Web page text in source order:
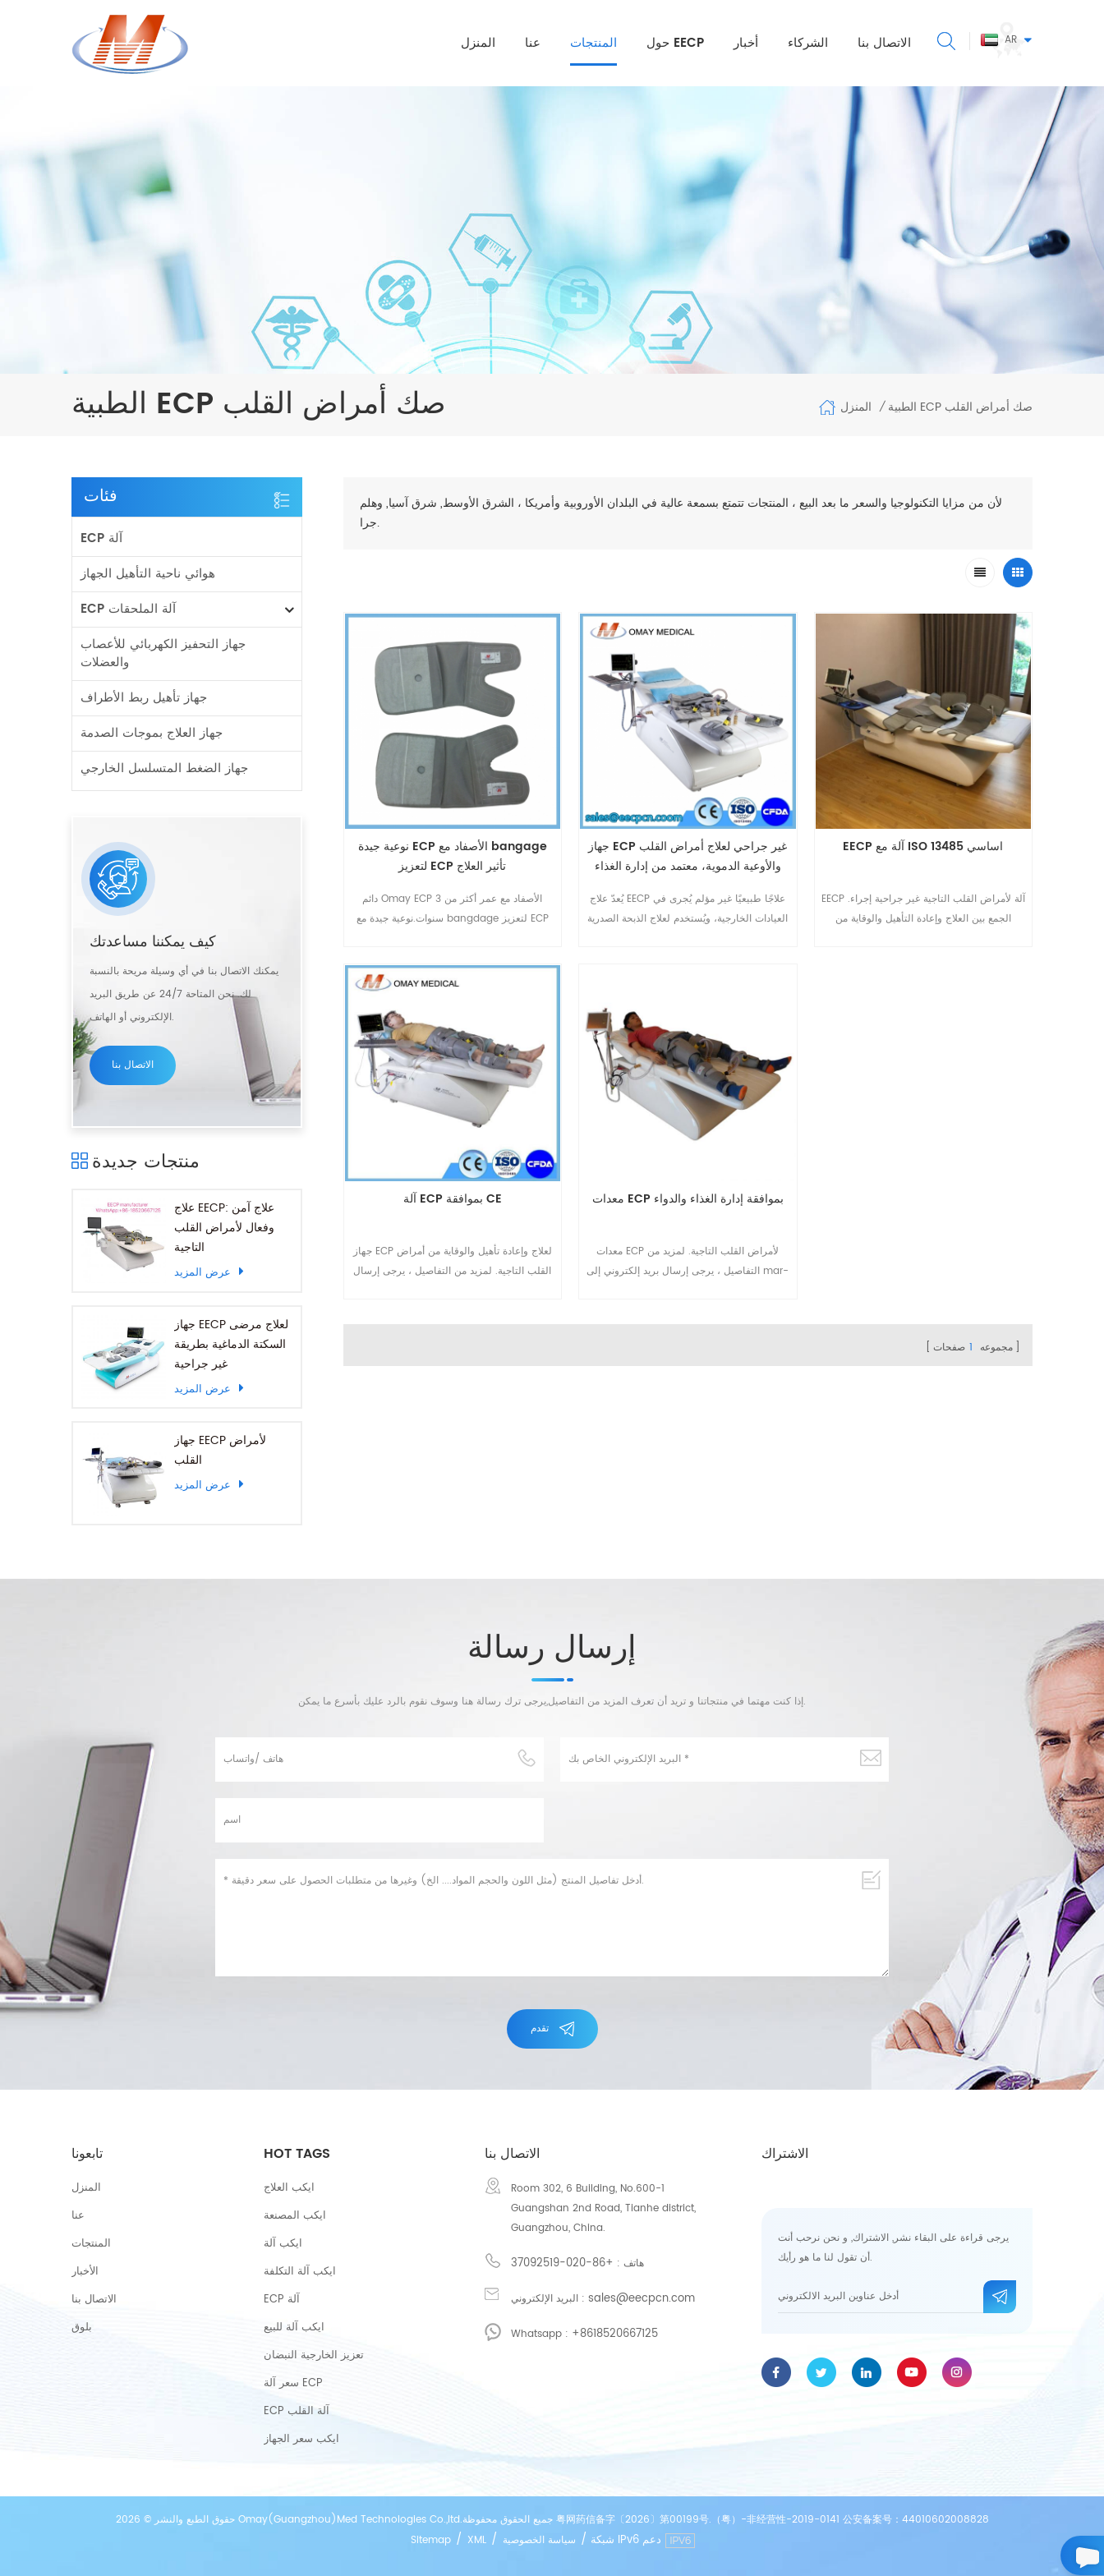
AR المنزل عنا المنتجات حول EECP أخبار الشركاء الاتصال بنا
الطبية ECP صك أمراض القلب المنزل / الطبية ECP صك أمراض القلب
فئات
ECP آلة
هوائي ناحية التأهيل الجهاز
ECP آلة الملحقات
جهاز التحفيز الكهربائي للأعصاب
والعضلات
جهاز تأهيل ربط الأطراف
جهاز العلاج بموجات الصدمة
جهاز الضغط المتسلسل الخارجي
كيف يمكننا مساعدتك
يمكنك الاتصال بنا في أي وسيلة مريحة بالنسبة
لك. نحن المتاحة 24/7 عن طريق البريد
الإلكتروني أو الهاتف.
الاتصال بنا
منتجات جديدة
علاج EECP: علاج آمن
وفعال لأمراض القلب
التاجية
عرض المزيد
جهاز EECP لعلاج مرضى
السكتة الدماغية بطريقة
غير جراحية
عرض المزيد
جهاز EECP لأمراض
القلب
عرض المزيد
لأن من مزايا التكنولوجيا والسعر ما بعد البيع ، المنتجات تتمتع بسمعة عالية في البلدان الأوروبية وأمريكا ، الشرق الأوسط, شرق آسيا, وهلم
جرا.
نوعية جيدة ECP الأصفاد مع bangage
لتعزيز ECP تأثير العلاج
دائم Omay ECP الأصفاد مع عمر أكثر من 3
سنوات.نوعية جيدة مع bangdage لتعزيز ECP
جهاز ECP غير جراحي لعلاج أمراض القلب
والأوعية الدموية، معتمد من إدارة الغذاء
يُعدّ علاج EECP علاجًا طبيعيًا غير مؤلم يُجرى في
العيادات الخارجية، ويُستخدم لعلاج الذبحة الصدرية
البطين الأيسر، وداء السكري، وأمراض الأوعية
الدموية الدماغية، وأمراض الأوعية الدم10
EECP آلة مع ISO 13485 اساسي
EECP آلة لأمراض القلب التاجية غير جراحية إجراء.
الجمع بين العلاج وإعادة التأهيل والوقاية من
آلة ECP بموافقة CE
جهاز ECP لعلاج وإعادة تأهيل والوقاية من أمراض
القلب التاجية. لمزيد من التفاصيل ، يرجى إرسال
معدات ECP بموافقة إدارة الغذاء والدواء
معدات ECP لأمراض القلب التاجية. لمزيد من
التفاصيل ، يرجى إرسال بريد إلكتروني إلى mar-
مجموعه 1 صفحات
إرسال رسالة
إذا كنت مهتما في منتجاتنا و تريد أن تعرف المزيد من التفاصيل,يرجى ترك رسالة هنا وسوف نقوم بالرد عليك بأسرع ما يمكن.
تقدم
تابعونا
المنزل
عنا
المنتجات
الأخبار
الاتصال بنا
بلوق
HOT TAGS
ايكب العلاج
ايكب المصنعة
ايكب آلة
ايكب آلة التكلفة
ECP آلة
ايكب آلة للبيع
تعزيز الخارجية النبضان
سعر آلة ECP
ECP آلة القلب
ايكب سعر الجهاز
الاتصال بنا
Room 302, 6 Building, No.600-1
Guangshan 2nd Road, Tianhe district,
Guangzhou, China.
هاتف : +86-020-37092519
البريد الإلكتروني :sales@eecpcn.com
Whatsapp : +8618520667125
الاشتراك
يرجى قراءة على البقاء نشر, الاشتراك, و نحن نرحب أنت
أن تقول لنا ما هو رأيك.
حقوق الطبع والنشر © 2026 Omay(Guangzhou)Med Technologies Co.,ltd.جميع الحقوق محفوظة 粤网药信备字〔2026〕第00199号.（粤）-非经营性-2019-0141 公安备案号：44010602008828
Sitemap / XML / سياسة الخصوصية / شبكة IPv6 دعم